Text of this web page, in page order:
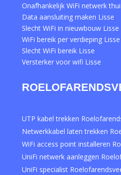
Onafhankelijk WiFi netwerk
Data aansluiting maken Lisse
Slecht WiFi in nieuwbouw Lisse
WiFi bereik per verdieping Lisse
Slecht WiFi bereik Lisse
Versterker voor wifi Lisse
UTP kabel trekken
Netwerkkabel laten trekken
WiFi access point installeren
UniFi netwerk aanleggen
UniFi specialist